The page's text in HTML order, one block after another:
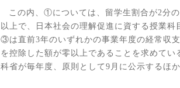
この内、①については、留学生割合が2分の
以上で、日本社会の理解促進に資する授業科
③は直前3年のいずれかの事業年度の経常収
を控除した額が零以上であることを求めて
科省が毎年度、原則として 9 月に公示するほか